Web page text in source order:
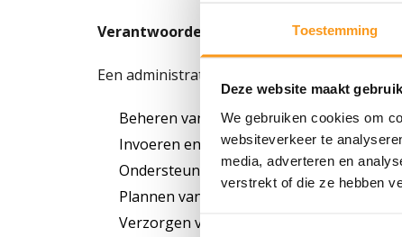
Toestemming
Deze website maakt
We gebruiken cookies om
websiteverkeer te
media, adverteren en
verstrekt of die ze hebben
Verantwoordelijkheden
Een administratief medewerker vacature kan
Beheren van correspondentie en interne
Invoeren en controleren van gegevens in
Ondersteunen van afdelingen bij
Plannen van afspraken en agendabeheer
Verzorgen van rapportages en